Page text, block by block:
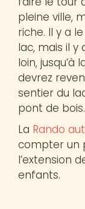
pleine ville,
riche. Il y a
lac, mais il y
loin, jusqu’à
devrez
sentier du
pont de bois.
La Rando
compter un
l’extension
enfants.